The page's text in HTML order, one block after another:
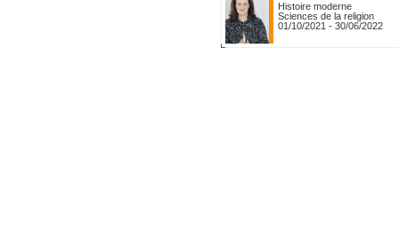
Histoire moderne
Sciences de la religion
01/10/2021 - 30/06/2022